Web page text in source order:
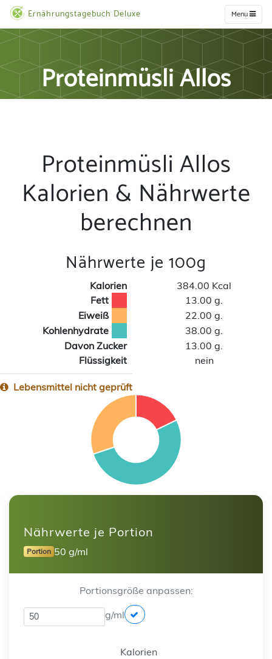
Ernährungstagebuch Deluxe Menu
Proteinmüsli Allos
Proteinmüsli Allos
Kalorien & Nährwerte
berechnen
Nährwerte je 100g
Kalorien
384.00 Kcal
Fett
13.00 g.
Eiweiß
22.00 g.
Kohlenhydrate
38.00 g.
Davon Zucker
13.00 g.
Flüssigkeit
nein
Lebensmittel nicht geprüft
Nährwerte je Portion
Portion 50 g/ml
Portionsgröße anpassen:
g/ml
Kalorien